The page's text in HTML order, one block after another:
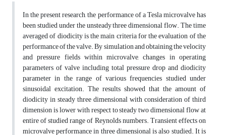
In the present research, the performance of a Tesla microvalve has
been studied under the unsteady three dimensional flow. The time
averaged of diodicity is the main criteria for the evaluation of the
performance of the valve. By simulation and obtaining the velocity
and pressure fields within microvalve, changes in operating
parameters of valve including total pressure drop and diodicity
parameter in the range of various frequencies studied under
sinusoidal excitation. The results showed that the amount of
diodicity in steady three dimensional with consideration of third
dimension is lower with respect to steady two dimensional flow at
entire of studied range of Reynolds numbers. Transient effects on
microvalve performance in three dimensional is also studied. It is